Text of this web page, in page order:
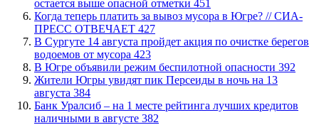
остается выше опасной отметки 451
​Когда теперь платить за вывоз мусора в Югре? // СИА-
ПРЕСС ОТВЕЧАЕТ 427
​В Сургуте 14 августа пройдет акция по очистке берегов
водоемов от мусора 423
В Югре объявили режим беспилотной опасности 392
​Жители Югры увидят пик Персеиды в ночь на 13
августа 384
​Банк Уралсиб – на 1 месте рейтинга лучших кредитов
наличными в августе 382